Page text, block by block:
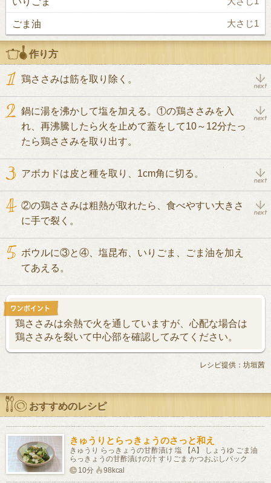
ごま油 大さじ1
作り方
鶏ささみは筋を取り除く。
鍋に湯を沸かして塩を加える。①の鶏ささみを入
れ、再沸騰したら火を止めて蓋をして10～12分たっ
たら鶏ささみを取り出す。
アボカドは皮と種を取り、1cm角に切る。
②の鶏ささみは粗熱が取れたら、食べやすい大きさ
に手で裂く。
ボウルに③と④、塩昆布、いりごま、ごま油を加え
てあえる。
鶏ささみは余熱で火を通していますが、心配な場合は
鶏ささみを裂いて中心部を確認してみてください。
レシピ提供：坊垣茜
おすすめのレシピ
きゅうりとらっきょうのさっと和え
きゅうり らっきょうの甘酢漬け 塩 【A】 しょうゆ ごま油
らっきょうの甘酢漬けの汁 すりごま かつおぶしパック
10分
98kcal